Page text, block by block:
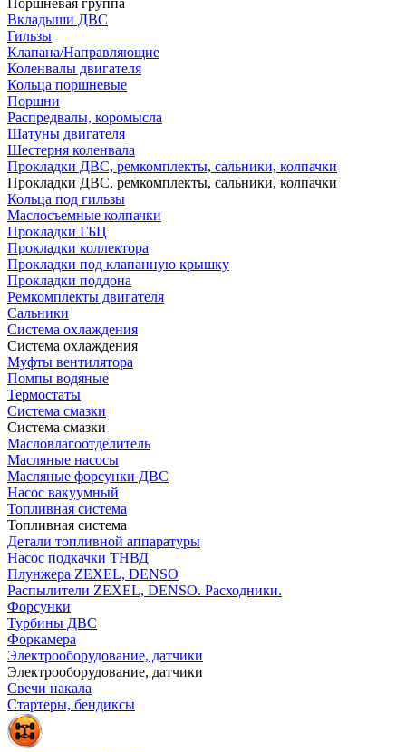
Поршневая группа
Вкладыши ДВС
Гильзы
Клапана/Направляющие
Коленвалы двигателя
Кольца поршневые
Поршни
Распредвалы, коромысла
Шатуны двигателя
Шестерня коленвала
Прокладки ДВС, ремкомплекты, сальники, колпачки
Прокладки ДВС, ремкомплекты, сальники, колпачки
Кольца под гильзы
Маслосъемные колпачки
Прокладки ГБЦ
Прокладки коллектора
Прокладки под клапанную крышку
Прокладки поддона
Ремкомплекты двигателя
Сальники
Система охлаждения
Система охлаждения
Муфты вентилятора
Помпы водяные
Термостаты
Система смазки
Система смазки
Масловлагоотделитель
Масляные насосы
Масляные форсунки ДВС
Насос вакуумный
Топливная система
Топливная система
Детали топливной аппаратуры
Насос подкачки ТНВД
Плунжера ZEXEL, DENSO
Распылители ZEXEL, DENSO. Расходники.
Форсунки
Турбины ДВС
Форкамера
Электрооборудование, датчики
Электрооборудование, датчики
Свечи накала
Стартеры, бендиксы